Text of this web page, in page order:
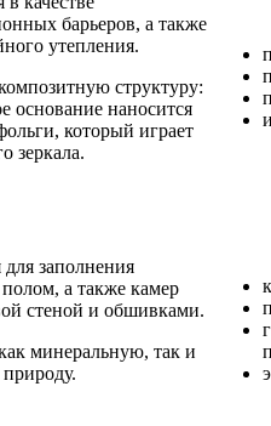
барьеров, а также
утепления.
структуру:
основание наносится
который играет
зеркала.
заполнения
а также камер
стеной и обшивками.
минеральную, так и